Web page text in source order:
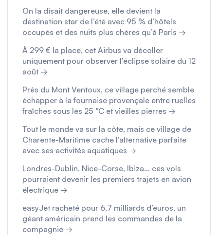
On la disait dangereuse, elle devient la
destination star de l’été avec 95 % d’hôtels
occupés et des nuits plus chères qu’à Paris →
À 299 € la place, cet Airbus va décoller
uniquement pour observer l’éclipse solaire du 12
août →
Près du Mont Ventoux, ce village perché semble
échapper à la fournaise provençale entre ruelles
fraîches sous les 25 °C et vieilles pierres →
Tout le monde va sur la côte, mais ce village de
Charente-Maritime cache l’alternative parfaite
avec ses activités aquatiques →
Londres-Dublin, Nice-Corse, Ibiza… ces vols
pourraient devenir les premiers trajets en avion
électrique →
easyJet racheté pour 6,7 milliards d’euros, un
géant américain prend les commandes de la
compagnie →